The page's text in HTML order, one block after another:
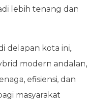
lebih tenang dan
delapan kota ini,
modern andalan,
efisiensi, dan
masyarakat